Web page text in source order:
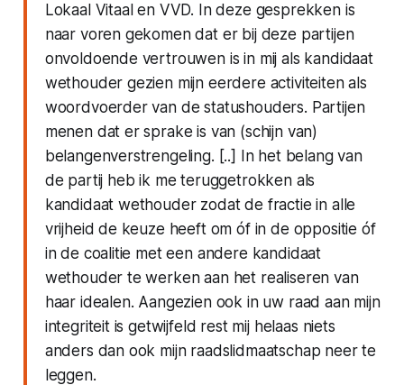
Lokaal Vitaal en VVD. In deze gesprekken is
naar voren gekomen dat er bij deze partijen
onvoldoende vertrouwen is in mij als kandidaat
wethouder gezien mijn eerdere activiteiten als
woordvoerder van de statushouders. Partijen
menen dat er sprake is van (schijn van)
belangenverstrengeling. [..] In het belang van
de partij heb ik me teruggetrokken als
kandidaat wethouder zodat de fractie in alle
vrijheid de keuze heeft om óf in de oppositie óf
in de coalitie met een andere kandidaat
wethouder te werken aan het realiseren van
haar idealen. Aangezien ook in uw raad aan mijn
integriteit is getwijfeld rest mij helaas niets
anders dan ook mijn raadslidmaatschap neer te
leggen.